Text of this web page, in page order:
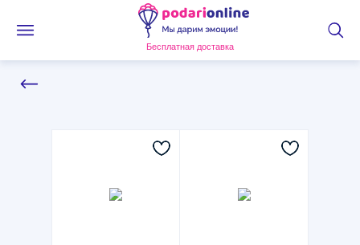
Бесплатная доставка